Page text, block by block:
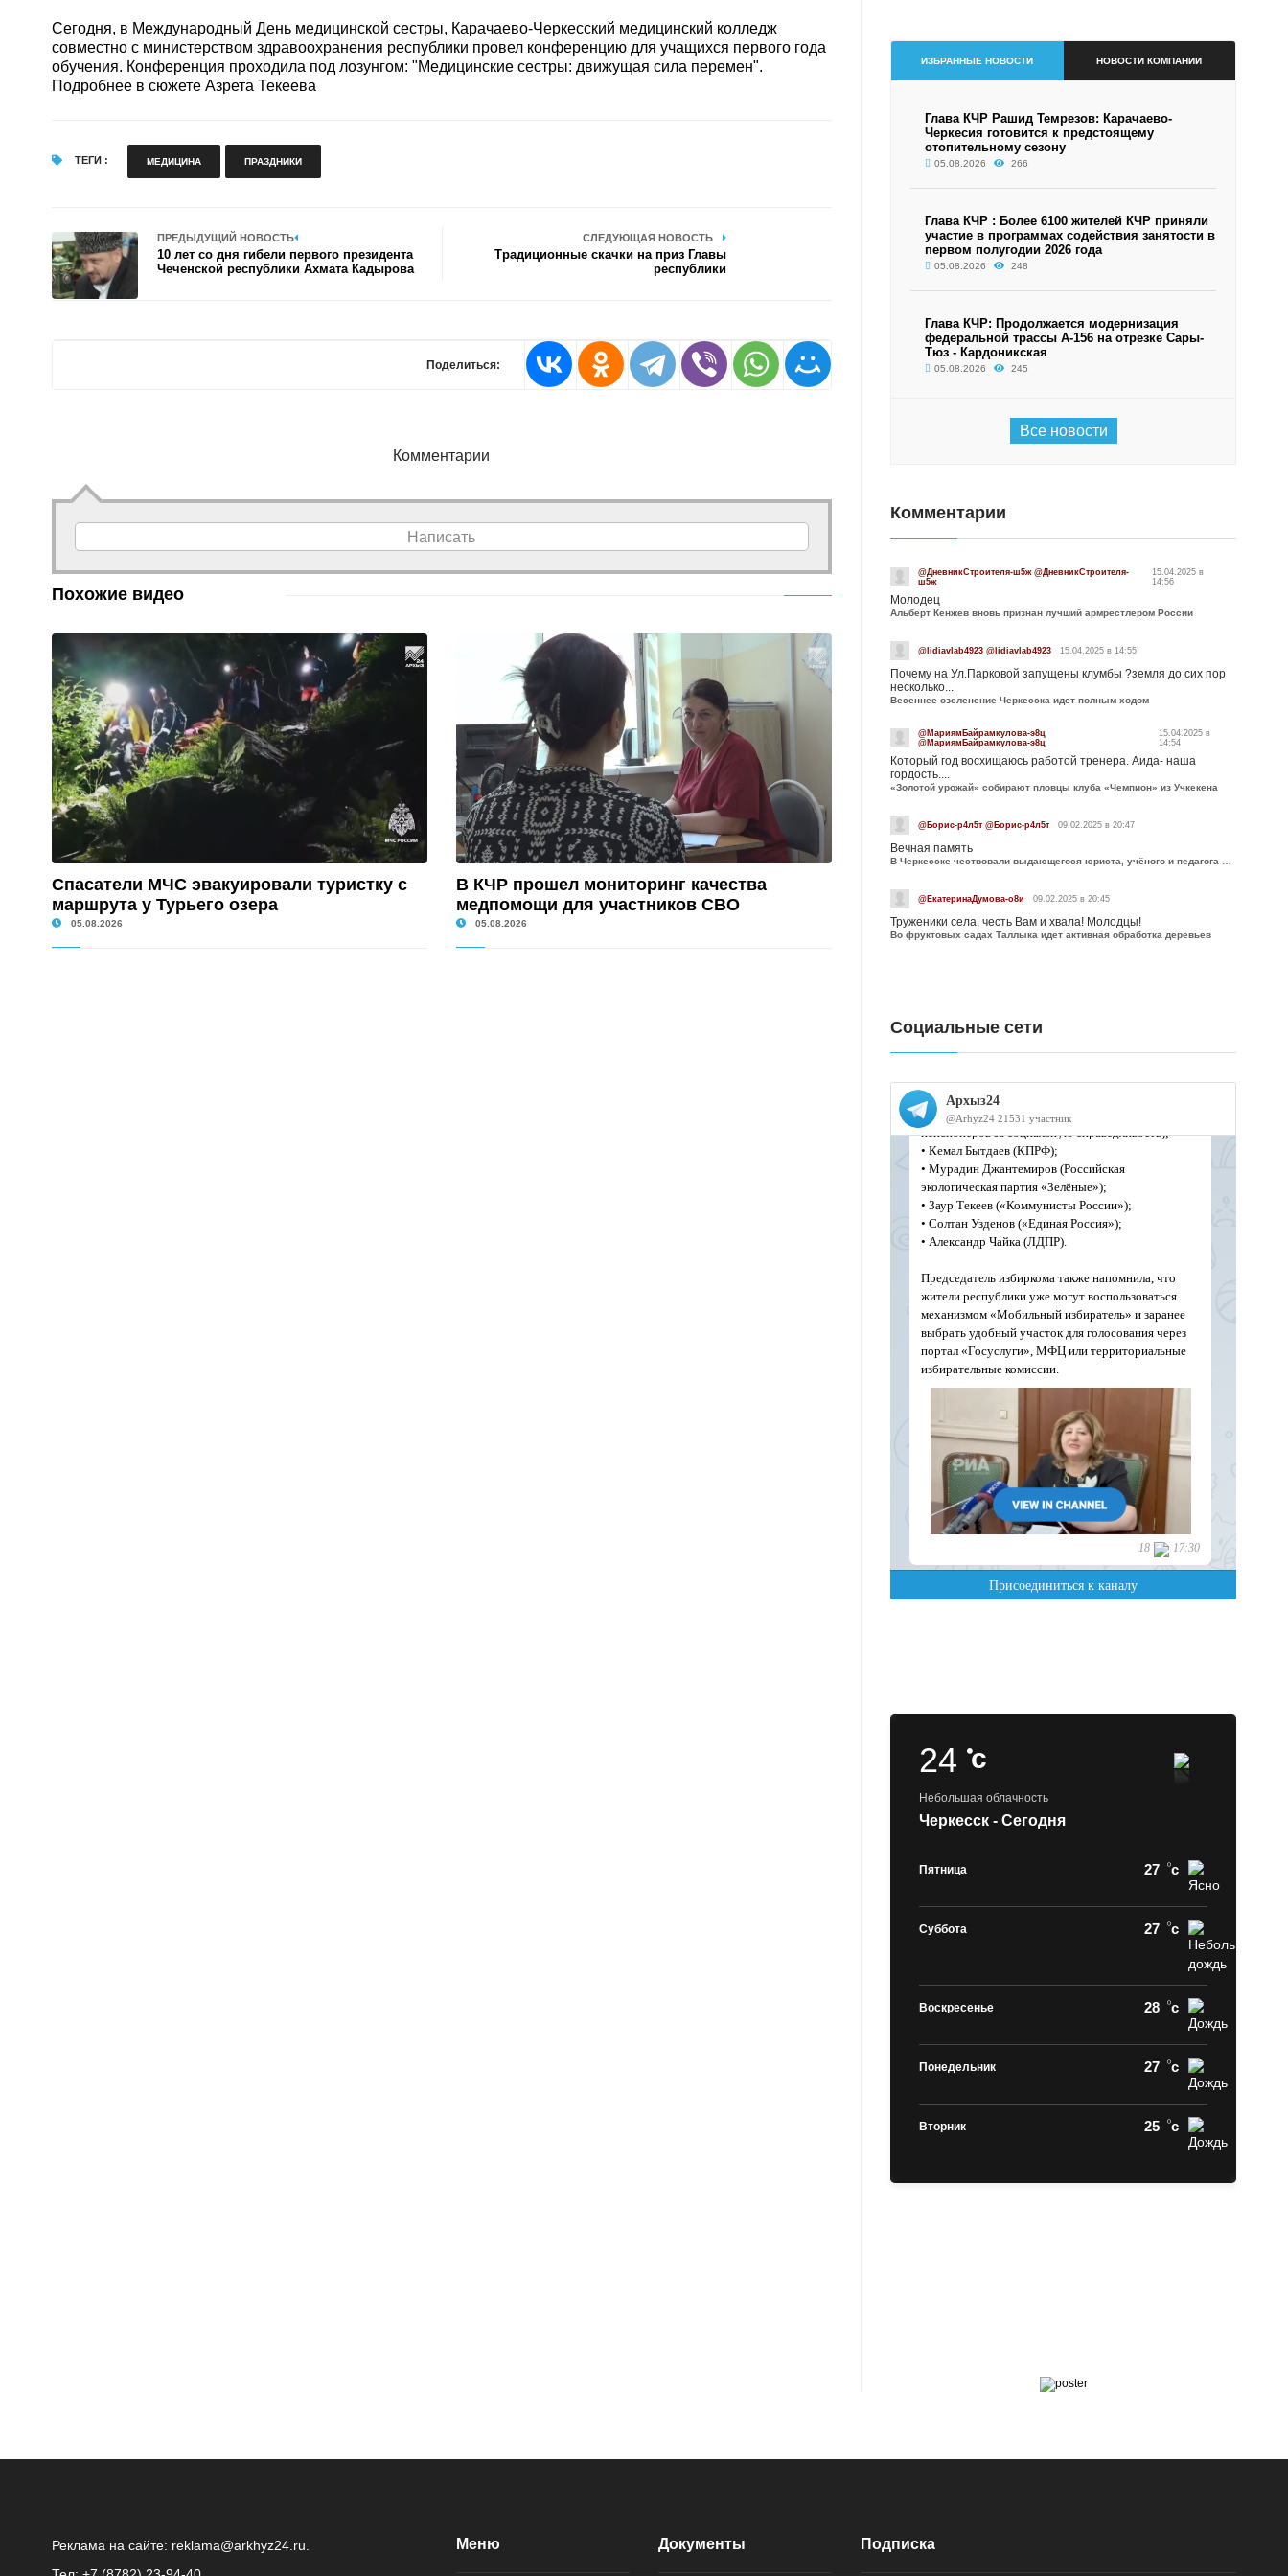
Сегодня, в Международный День медицинской сестры, Карачаево-Черкесский медицинский колледж
совместно с министерством здравоохранения республики провел конференцию для учащихся первого года
обучения. Конференция проходила под лозунгом: "Медицинские сестры: движущая сила перемен".
Подробнее в сюжете Азрета Текеева
ТЕГИ : МЕДИЦИНА ПРАЗДНИКИ
ПРЕДЫДУЩИЙ НОВОСТЬ
10 лет со дня гибели первого президента
Чеченской республики Ахмата Кадырова
СЛЕДУЮЩАЯ НОВОСТЬ
Традиционные скачки на приз Главы
республики
Поделиться:
Комментарии
Написать
Похожие видео
Спасатели МЧС эвакуировали туристку с
маршрута у Турьего озера
05.08.2026
В КЧР прошел мониторинг качества
медпомощи для участников СВО
05.08.2026
ИЗБРАННЫЕ НОВОСТИ НОВОСТИ КОМПАНИИ
Глава КЧР Рашид Темрезов: Карачаево-
Черкесия готовится к предстоящему
отопительному сезону
05.08.2026 266
Глава КЧР : Более 6100 жителей КЧР приняли
участие в программах содействия занятости в
первом полугодии 2026 года
05.08.2026 248
Глава КЧР: Продолжается модернизация
федеральной трассы А-156 на отрезке Сары-
Тюз - Кардоникская
05.08.2026 245
Все новости
Комментарии
@ДневникСтроителя-ш5ж @ДневникСтроителя-
ш5ж
15.04.2025 в
14:56
Молодец
Альберт Кенжев вновь признан лучший армрестлером России
@lidiavlab4923 @lidiavlab4923 15.04.2025 в 14:55
Почему на Ул.Парковой запущены клумбы ?земля до сих пор
несколько...
Весеннее озеленение Черкесска идет полным ходом
@МариямБайрамкулова-э8ц
@МариямБайрамкулова-э8ц
15.04.2025 в
14:54
Который год восхищаюсь работой тренера. Аида- наша
гордость....
«Золотой урожай» собирают пловцы клуба «Чемпион» из Учкекена
@Борис-р4л5т @Борис-р4л5т 09.02.2025 в 20:47
Вечная память
@ЕкатеринаДумова-о8и 09.02.2025 в 20:45
Труженики села, честь Вам и хвала! Молодцы!
Во фруктовых садах Таллыка идет активная обработка деревьев
Социальные сети
24c
Небольшая облачность
Черкесск - Сегодня
Пятница 27 c
Суббота 27 c
Воскресенье 28 c
Понедельник 27 c
Вторник 25 c
Реклама на сайте: reklama@arkhyz24.ru Меню Документы Подписка